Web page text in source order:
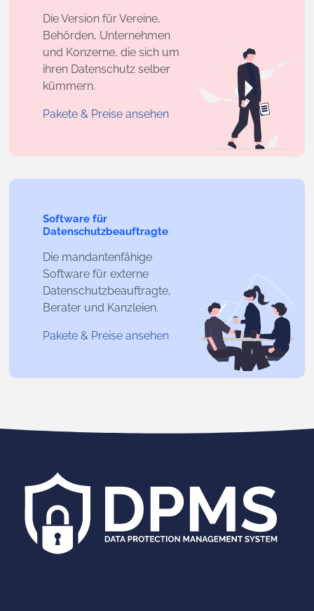
Die Version für Vereine,
Behörden, Unternehmen
und Konzerne, die sich um
ihren Datenschutz selber
kümmern.
Pakete & Preise ansehen
Software für
Datenschutzbeauftragte
Die mandantenfähige
Software für externe
Datenschutzbeauftragte,
Berater und Kanzleien.
Pakete & Preise ansehen